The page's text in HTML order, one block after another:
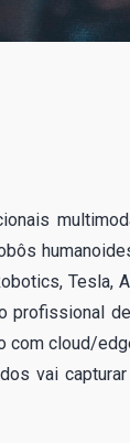
Tesla,
profissional
com cloud/
vai